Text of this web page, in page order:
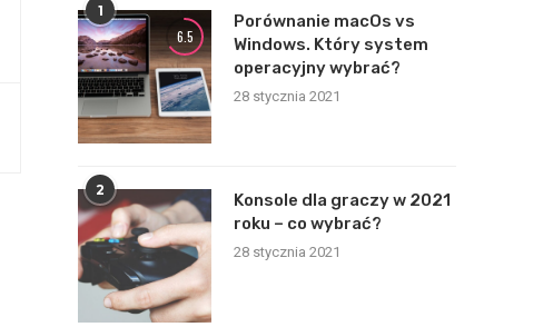
1
6.5
Porównanie macOs vs
Windows. Który system
operacyjny wybrać?
28 stycznia 2021
2
Konsole dla graczy w 2021
roku – co wybrać?
28 stycznia 2021